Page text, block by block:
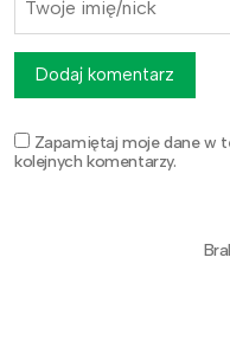
Zapamiętaj moje dane w
kolejnych komentarzy.
Dodaj komentarz